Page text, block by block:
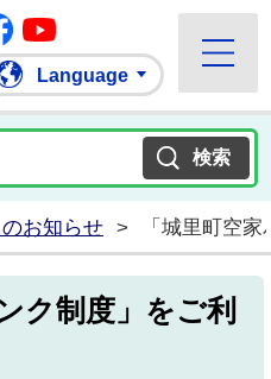
城里町ホームページ
Facebook
Language
のお知らせ > 「城里町空
ク制度」をご利